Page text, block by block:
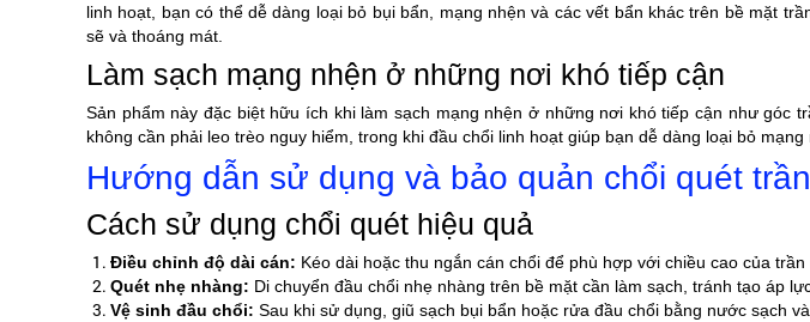
linh hoạt, bạn có thể dễ dàng loại bỏ bụi bẩn, mạng nhện và các vết bẩn khác trên bề mặt
sẽ và thoáng mát.
Làm sạch mạng nhện ở những nơi khó tiếp cận
Sản phẩm này đặc biệt hữu ích khi làm sạch mạng nhện ở những nơi khó tiếp cận như góc
không cần phải leo trèo nguy hiểm, trong khi đầu chổi linh hoạt giúp bạn dễ dàng loại bỏ
Hướng dẫn sử dụng và bảo quản chổi quét
Cách sử dụng chổi quét hiệu quả
Điều chỉnh độ dài cán: Kéo dài hoặc thu ngắn cán chổi để phù hợp với chiều cao của trần
Quét nhẹ nhàng: Di chuyển đầu chổi nhẹ nhàng trên bề mặt cần làm sạch, tránh tạo áp
Vệ sinh đầu chổi: Sau khi sử dụng, giũ sạch bụi bẩn hoặc rửa đầu chổi bằng nước sạch